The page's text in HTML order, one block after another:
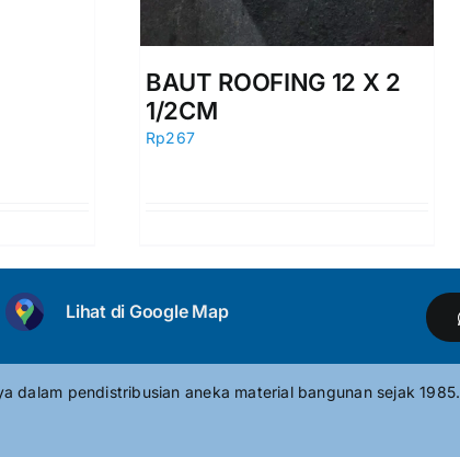
BAUT ROOFING 12 X 2
1/2CM
Rp267
Lihat di Google Map
dalam pendistribusian aneka material bangunan sejak 1985.